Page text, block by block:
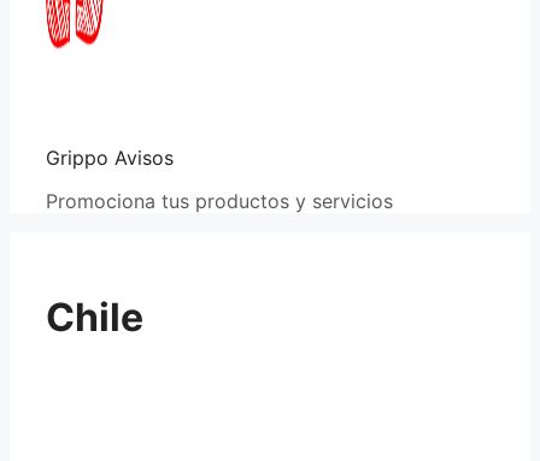
Grippo Avisos
Promociona tus productos y servicios
Chile